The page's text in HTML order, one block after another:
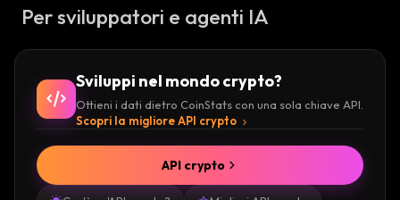
Per sviluppatori e agenti IA
Sviluppi nel mondo crypto?
Ottieni i dati dietro CoinStats con una sola chiave API.
Scopri la migliore API crypto
API crypto